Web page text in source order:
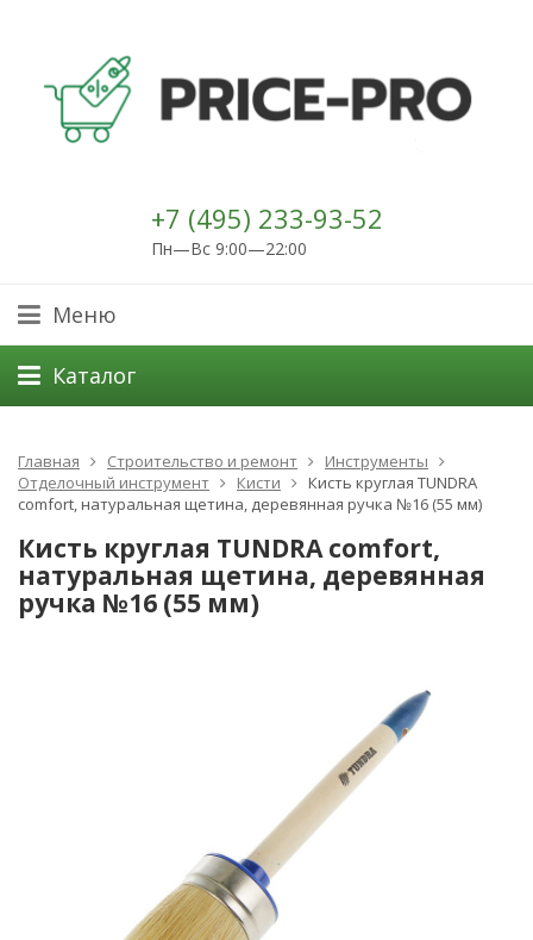
+7 (495) 233-93-52
Пн—Вс 9:00—22:00
Меню
Каталог
Главная Строительство и ремонт
Инструменты
Отделочный инструмент
Кисти
Кисть круглая TUNDRA
comfort, натуральная щетина, деревянная ручка №16 (55 мм)
Кисть круглая TUNDRA comfort,
натуральная щетина, деревянная
ручка №16 (55 мм)